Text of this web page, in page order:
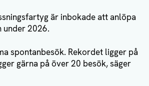
är inbokade att anlöpa
under 2026.
spontanbesök. Rekordet ligger på
gärna på över 20 besök, säger